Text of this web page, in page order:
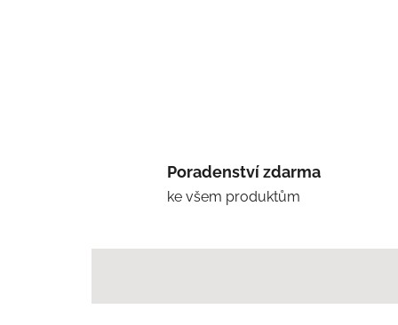
Poradenství zdarma
ke všem produktům